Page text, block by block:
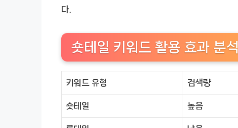
다.
숏테일 키워드 활용 효과 분석
키워드 유형 검색량
숏테일 높음